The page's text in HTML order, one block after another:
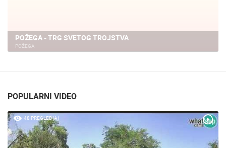
POŽEGA CENTAR, WEB KAMERA UŽIVO
POŽEGA
POPULARNI VIDEO
48 PREGLED(A)